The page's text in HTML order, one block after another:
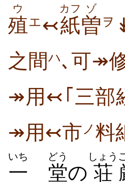
殖
ウ
エ↢紙
カフ
曽
ゾ
ヲ
之間 ハ､可↠
↠用↢｢三部
↠用↢市 ノ 料
一
いち
堂
どう
の 荘
しょう